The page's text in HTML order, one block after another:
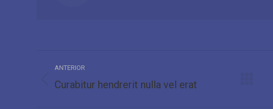
Navegação
de
ANTERIOR
Post
Curabitur hendrerit nulla vel erat